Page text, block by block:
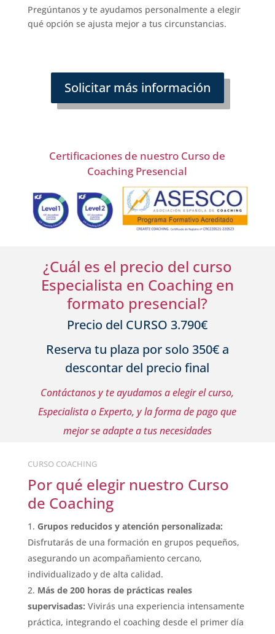
Pregúntanos y te ayudamos personalmente a elegir
qué opción se ajusta mejor a tus circunstancias.
Solicitar más información
Certificaciones de nuestro Curso de
Coaching Presencial
¿Cuál es el precio del curso
Especialista en Coaching en
formato presencial?
Precio del CURSO 3.790€
Reserva tu plaza por solo 350€ a
descontar del precio final
Contáctanos y te ayudamos a elegir el curso,
Especialista o Experto, y la forma de pago que
mejor se adapte a tus necesidades
CURSO COACHING
Por qué elegir nuestro Curso
de Coaching
Grupos reducidos y atención personalizada:
Disfrutarás de una formación en grupos pequeños,
asegurando un acompañamiento cercano,
individualizado y de alta calidad.
Más de 200 horas de prácticas reales
supervisadas: Vivirás una experiencia intensamente
práctica, integrando el coaching desde el primer día